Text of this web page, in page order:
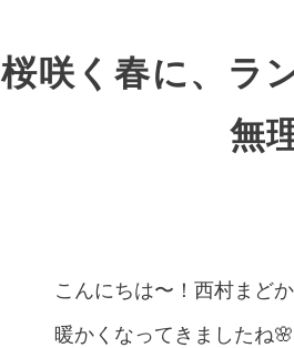
桜咲く春に、ラ
無
こんにちは〜！西村まど
暖かくなってきましたね🌸